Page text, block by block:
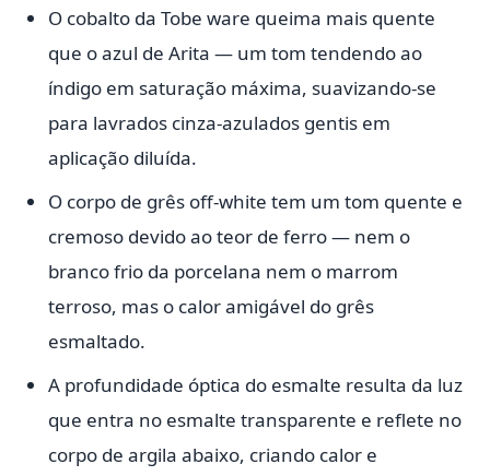
O cobalto da Tobe ware queima mais quente
que o azul de Arita — um tom tendendo ao
índigo em saturação máxima, suavizando-se
para lavrados cinza-azulados gentis em
aplicação diluída.
O corpo de grês off-white tem um tom quente e
cremoso devido ao teor de ferro — nem o
branco frio da porcelana nem o marrom
terroso, mas o calor amigável do grês
esmaltado.
A profundidade óptica do esmalte resulta da luz
que entra no esmalte transparente e reflete no
corpo de argila abaixo, criando calor e